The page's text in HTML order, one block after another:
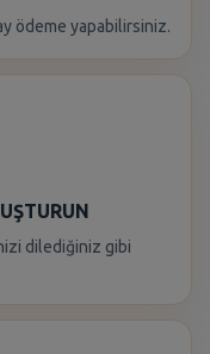
ödeme yapabilirsiniz.
dilediğiniz gibi